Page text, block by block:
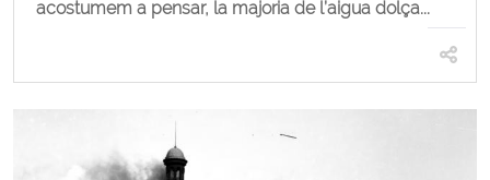
acostumem a pensar, la majoria de l’aigua dolça...